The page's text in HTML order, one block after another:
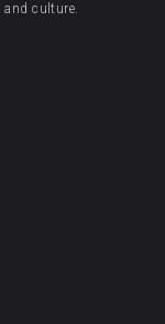
culture.